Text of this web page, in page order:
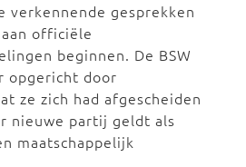
verkennende gesprekken
officiële
beginnen. De BSW
opgericht door
ze zich had afgescheiden
nieuwe partij geldt als
maatschappelijk